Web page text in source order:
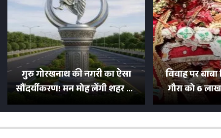
गुरु गोरखनाथ की नगरी का ऐसा
सौंदर्यीकरण! मन मोह लेंगी शहर की
सड़कें; देखें Photos
विवाह पर
गौरा को 6
500 भक्तों